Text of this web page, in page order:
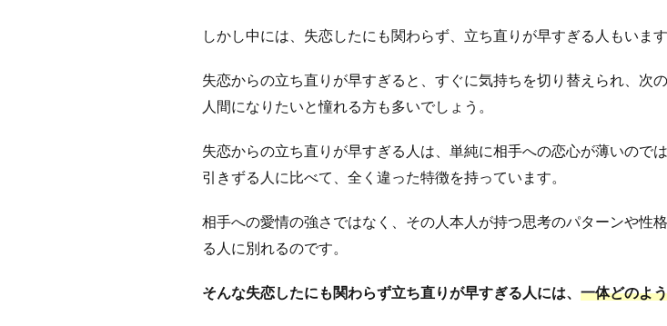
しかし中には、失恋したにも関わらず、立ち直りが早すぎる人もいます
失恋からの立ち直りが早すぎると、すぐに気持ちを切り替えられ、次
人間になりたいと憧れる方も多いでしょう。
失恋からの立ち直りが早すぎる人は、単純に相手への恋心が薄いので
引きずる人に比べて、全く違った特徴を持っています。
相手への愛情の強さではなく、その人本人が持つ思考のパターンや性
る人に別れるのです。
そんな失恋したにも関わらず立ち直りが早すぎる人には、 一体どのよ